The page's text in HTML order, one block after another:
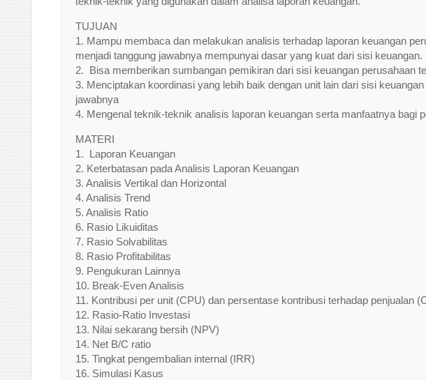
TUJUAN
1. Mampu membaca dan melakukan analisis terhadap laporan keuangan
menjadi tanggung jawabnya mempunyai dasar yang kuat dari sisi keuangan.
2. Bisa memberikan sumbangan pemikiran dari sisi keuangan perusahaan
3. Menciptakan koordinasi yang lebih baik dengan unit lain dari sisi
jawabnya
4. Mengenal teknik-teknik analisis laporan keuangan serta manfaatnya bagi
MATERI
1. Laporan Keuangan
2. Keterbatasan pada Analisis Laporan Keuangan
3. Analisis Vertikal dan Horizontal
4. Analisis Trend
5. Analisis Ratio
6. Rasio Likuiditas
7. Rasio Solvabilitas
8. Rasio Profitabilitas
9. Pengukuran Lainnya
10. Break-Even Analisis
11. Kontribusi per unit (CPU) dan persentase kontribusi terhadap penjualan
12. Rasio-Ratio Investasi
13. Nilai sekarang bersih (NPV)
14. Net B/C ratio
15. Tingkat pengembalian internal (IRR)
16. Simulasi Kasus